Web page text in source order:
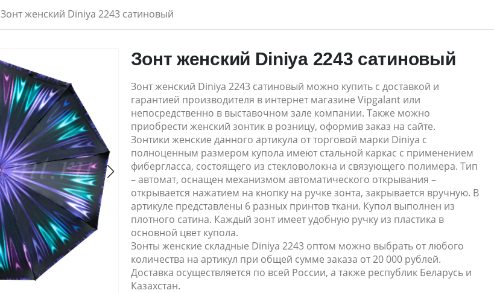
Зонт женский Diniya 2243 сатиновый
Зонт женский Diniya 2243 сатиновый
Зонт женский Diniya 2243 сатиновый можно купить с доставкой и
гарантией производителя в интернет магазине Vipgalant или
непосредственно в выставочном зале компании. Также можно
приобрести женский зонтик в розницу, оформив заказ на сайте.
Зонтики женские данного артикула от торговой марки Diniya с
полноценным размером купола имеют стальной каркас с применением
фибергласса, состоящего из стекловолокна и связующего полимера. Тип
– автомат, оснащен механизмом автоматического открывания –
открывается нажатием на кнопку на ручке зонта, закрывается вручную. В
артикуле представлены 6 разных принтов ткани. Купол выполнен из
плотного сатина. Каждый зонт имеет удобную ручку из пластика в
основной цвет купола.
Зонты женские складные Diniya 2243 оптом можно выбрать от любого
количества на артикул при общей сумме заказа от 20 000 рублей.
Доставка осуществляется по всей России, а также республик Беларусь и
Казахстан.